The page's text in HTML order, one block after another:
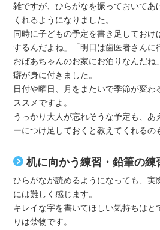
雑ですが、ひらがなを振っておいてあ
くれるようになりました。
同時に子どもの予定を書き足しておけ
するんだよね」「明日は歯医者さんに
おばあちゃんのお家にお泊りなんだね
癖が身に付きました。
日付や曜日、月をまたいで季節が変わ
ススメですよ。
うっかり大人が忘れそうな予定も、あ
ーにつけ足しておくと教えてくれるの
机に向かう練習・鉛筆の練
ひらがなが読めるようになっても、実
には難しく感じます。
キレイな字を書いてほしい気持ちはと
りは禁物です。